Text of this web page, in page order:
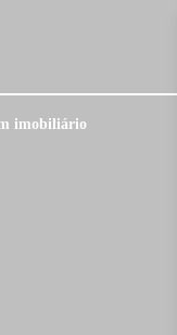
imobiliário